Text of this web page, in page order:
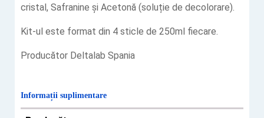
cristal, Safranine și Acetonă (soluție de decolorare).‎
‎Kit-ul este format din 4 sticle de 250ml fiecare.‎
Producător Deltalab Spania
Informații suplimentare